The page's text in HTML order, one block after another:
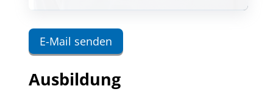
E-Mail senden
Ausbildung